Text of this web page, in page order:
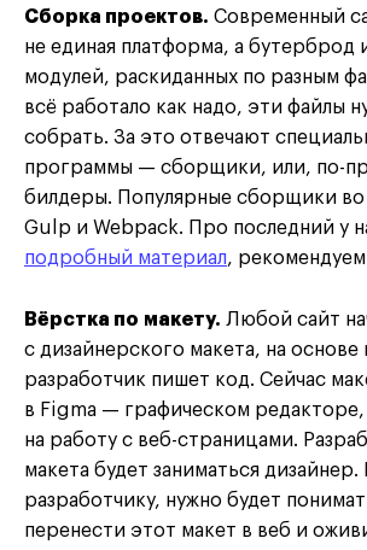
Сборка проектов. Современный
не единая платформа, а бутерброд
модулей, раскиданных по разным
всё работало как надо, эти файлы
собрать. За это отвечают
программы — сборщики, или, по-
билдеры. Популярные сборщики
Gulp и Webpack. Про последний у
подробный материал, рекомендуем
Вёрстка по макету. Любой сайт
с дизайнерского макета, на основе
разработчик пишет код. Сейчас
в Figma — графическом редакторе,
на работу с веб-страницами.
макета будет заниматься дизайнер.
разработчику, нужно будет
перенести этот макет в веб и